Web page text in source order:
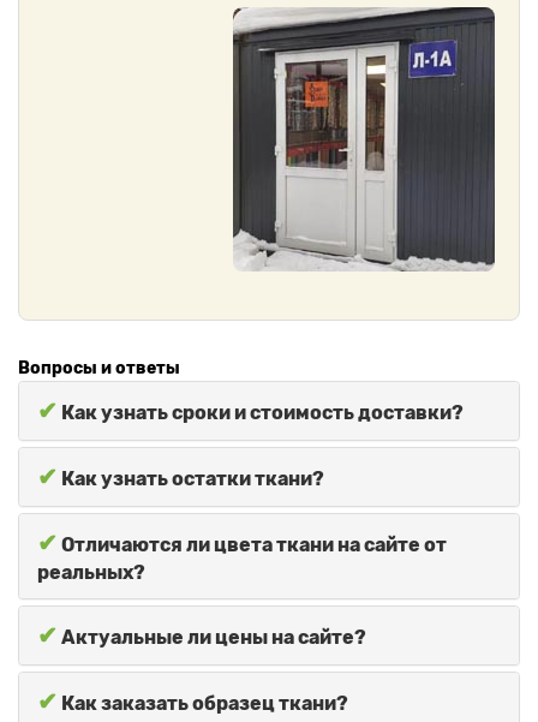
Вопросы и ответы
✔ Как узнать сроки и стоимость доставки?
✔ Как узнать остатки ткани?
✔ Отличаются ли цвета ткани на сайте от
реальных?
✔ Актуальные ли цены на сайте?
✔ Как заказать образец ткани?